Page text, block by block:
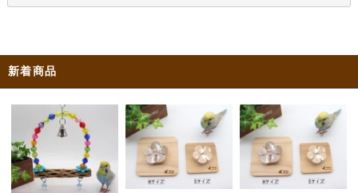
新着商品